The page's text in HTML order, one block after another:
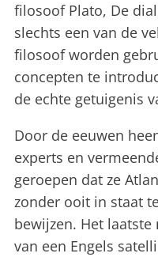
filosoof Plato, De
slechts een van de
filosoof worden
concepten te
de echte getuigenis
Door de eeuwen
experts en
geroepen dat ze
zonder ooit in staat
bewijzen. Het
van een Engels